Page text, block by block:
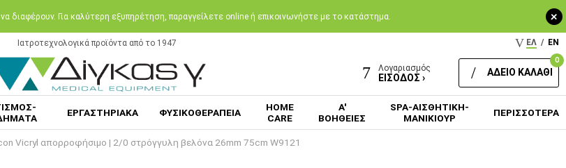
+
διαφέρουν. Για καλύτερη εξυπηρέτηση, παραγγείλετε online ή επικοινωνήστε με το κατάστημα.
Ιατροτεχνολογικά προϊόντα από το 1947 ΕΛ / EN
Λογαριασμός
ΕΙΣΟΔΟΣ ›
0
ΑΔΕΙΟ ΚΑΛΑΘΙ
ΕΡΓΑΣΤΗΡΙΑΚΑ ΦΥΣΙΚΟΘΕΡΑΠΕΙΑ
HOME
CARE
Α'
ΒΟΗΘΕΙΕΣ
SPA-ΑΙΣΘΗΤΙΚΗ-
ΜΑΝΙΚΙΟΥΡ
ΠΕΡΙΣΣΟΤΕΡΑ
Vicryl απορροφήσιμο | 2/0 στρόγγυλη βελόνα 26mm 75cm W9121